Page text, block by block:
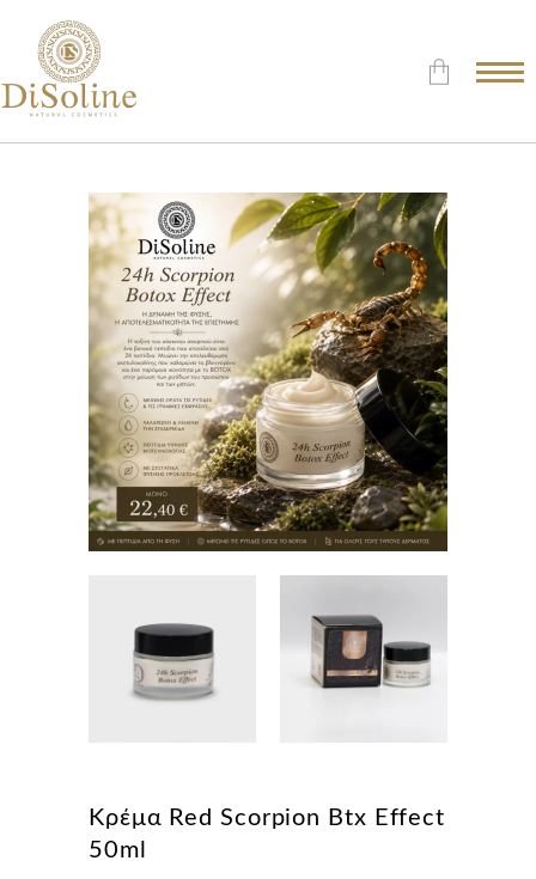
Καλάθι.
Κρέμα Red Scorpion Btx Effect
50ml